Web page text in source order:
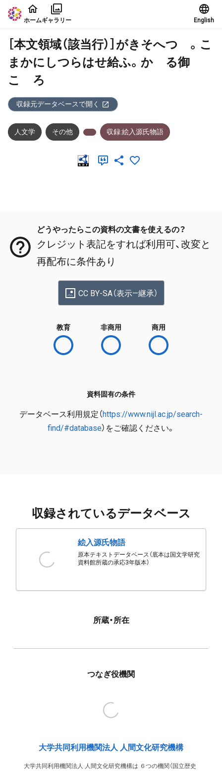
本文に飛ぶ
ホームギャラリー English
［本文領域（該当行）］がきそへつゝ。こ
まかにしつらはせ給ふ。かゝる御
こゝろ
収録元データベースで開く
人文学 その他 収録:絵入源氏物語
どうやったらこの資料の文書を使えるの？
クレジット表記をすれば利用可、改変と
再配布に条件あり
CC BY-SA（表示—継承）
教育 非商用 商用
資料固有の条件
データベース利用規定（https://www.nijl.ac.jp/search-
find/#database）をご確認ください。
収録されているデータベース
絵入源氏物語
原本テキストデータベース（底本は国文学研究
資料館所蔵の承応3年版本）
所蔵・所在
つなぎ役機関
大学共同利用機関法人 人間文化研究機構
大学共同利用機関法人 人間文化研究機構は ６つの機関（国立歴史